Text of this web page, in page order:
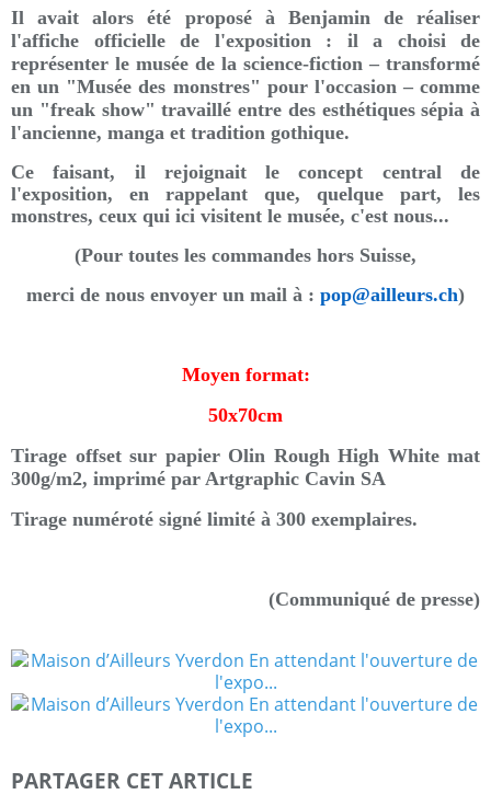
Il avait alors été proposé à Benjamin de réaliser
l'affiche officielle de l'exposition : il a choisi de
représenter le musée de la science-fiction – transformé
en un "Musée des monstres" pour l'occasion – comme
un "freak show" travaillé entre des esthétiques sépia à
l'ancienne, manga et tradition gothique.
Ce faisant, il rejoignait le concept central de
l'exposition, en rappelant que, quelque part, les
monstres, ceux qui ici visitent le musée, c'est nous...
(Pour toutes les commandes hors Suisse,
merci de nous envoyer un mail à : pop@ailleurs.ch)
Moyen format:
50x70cm
Tirage offset sur papier Olin Rough High White mat
300g/m2, imprimé par Artgraphic Cavin SA
Tirage numéroté signé limité à 300 exemplaires.
(Communiqué de presse)
PARTAGER CET ARTICLE